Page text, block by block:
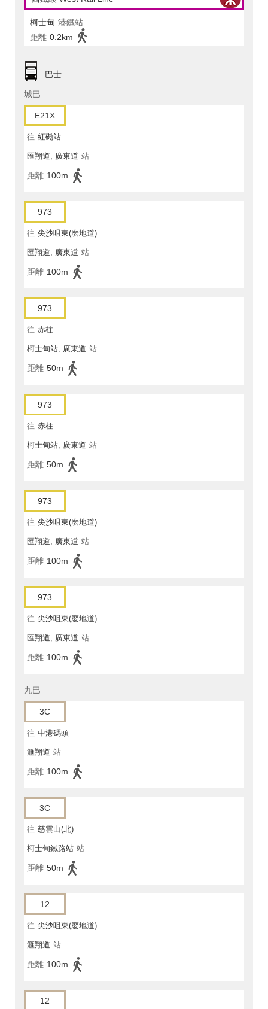
柯士甸 港鐵站
距離 0.2km
巴士
城巴
E21X
往 紅磡站
匯翔道, 廣東道 站
距離 100m
973
往 尖沙咀東(麼地道)
匯翔道, 廣東道 站
距離 100m
973
往 赤柱
柯士甸站, 廣東道 站
距離 50m
973
往 赤柱
柯士甸站, 廣東道 站
距離 50m
973
往 尖沙咀東(麼地道)
匯翔道, 廣東道 站
距離 100m
973
往 尖沙咀東(麼地道)
匯翔道, 廣東道 站
距離 100m
九巴
3C
往 中港碼頭
滙翔道 站
距離 100m
3C
往 慈雲山(北)
柯士甸鐵路站 站
距離 50m
12
往 尖沙咀東(麼地道)
滙翔道 站
距離 100m
12